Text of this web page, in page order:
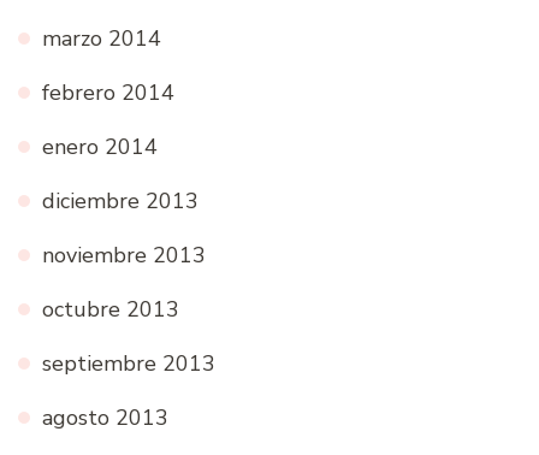
marzo 2014
febrero 2014
enero 2014
diciembre 2013
noviembre 2013
octubre 2013
septiembre 2013
agosto 2013